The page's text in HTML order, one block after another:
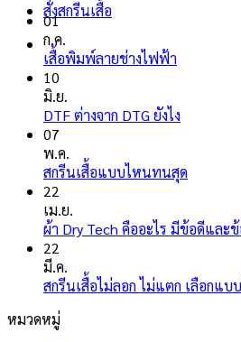
สั่งสกรีนเสื้อ
01
ก.ค.
เสื้อพิมพ์ลายช่างไฟฟ้า
บน
ลาย
ช่างไฟ
10
มิ.ย.
DTF ต่างจาก DTG ยังไง
บน
จาก
ไง
07
พ.ค.
สกรีนเสื้อแบบไหนทนสุด
บน
แบบ
22
เม.ย.
ผ้า Dry Tech คืออะไร มีข้อดีและข้
22
มี.ค.
สกรีนเสื้อไม่ลอก ไม่แตก เลือกแบ
หมวดหมู่